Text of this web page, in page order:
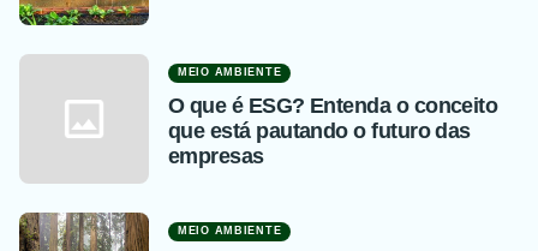
MEIO AMBIENTE
O que é ESG? Entenda o conceito
que está pautando o futuro das
empresas
MEIO AMBIENTE